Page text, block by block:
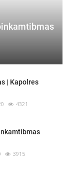
| Kapolres
4321
3915